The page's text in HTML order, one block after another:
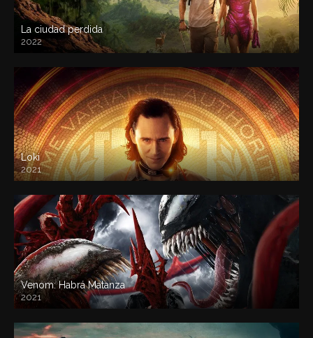
La ciudad perdida
2022
Loki
2021
Venom: Habrá Matanza
2021